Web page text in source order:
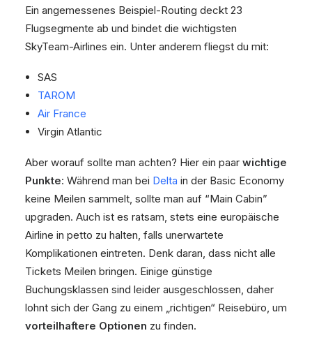
Ein angemessenes Beispiel-Routing deckt 23
Flugsegmente ab und bindet die wichtigsten
SkyTeam-Airlines ein. Unter anderem fliegst du mit:
SAS
TAROM
Air France
Virgin Atlantic
Aber worauf sollte man achten? Hier ein paar wichtige
Punkte: Während man bei Delta in der Basic Economy
keine Meilen sammelt, sollte man auf “Main Cabin”
upgraden. Auch ist es ratsam, stets eine europäische
Airline in petto zu halten, falls unerwartete
Komplikationen eintreten. Denk daran, dass nicht alle
Tickets Meilen bringen. Einige günstige
Buchungsklassen sind leider ausgeschlossen, daher
lohnt sich der Gang zu einem „richtigen“ Reisebüro, um
vorteilhaftere Optionen zu finden.